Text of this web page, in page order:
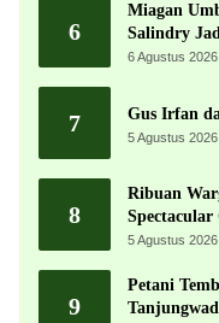
6
Miagan
Salindry
6 Agustus 2026
7 Gus Irfan
5 Agustus 2026
8
Ribuan
Spectacular
5 Agustus 2026
9
Petani